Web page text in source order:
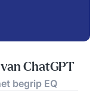
ChatGPT
begrip EQ